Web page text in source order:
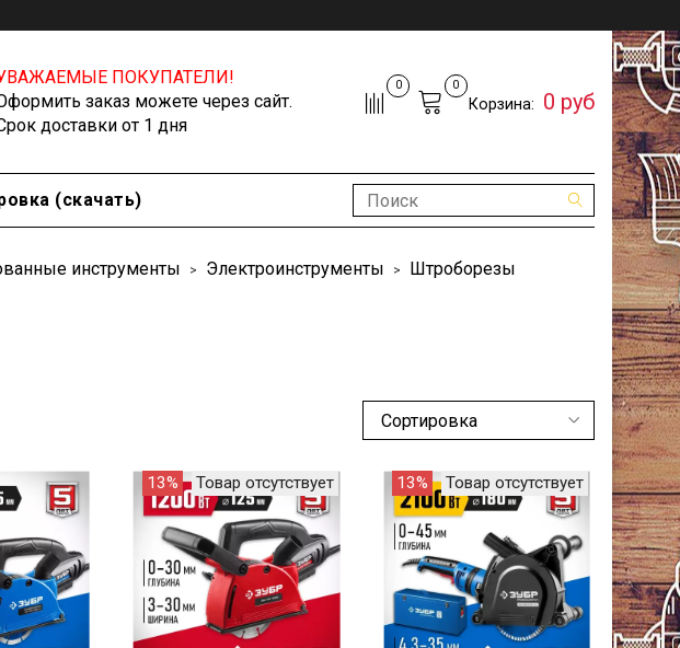
ПОКУПАТЕЛИ!
заказ можете через сайт.
доставки от 1 дня
0 0
Корзина: 0 руб
(скачать)
инструменты Электроинструменты Штроборезы
13% Товар отсутствует 13% Товар отсутствует